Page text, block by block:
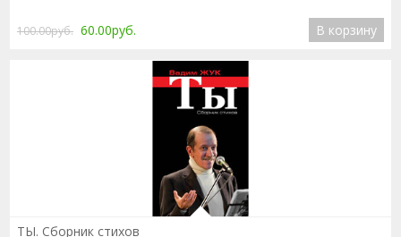
100.00руб. 60.00руб. В корзину
ТЫ. Сборник стихов